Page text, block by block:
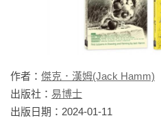
作者： 傑克．漢姆(Jack Hamm)
出版社： 易博士
出版日期：2024-01-11